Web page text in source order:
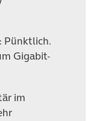
Pünktlich.
Gigabit-
im